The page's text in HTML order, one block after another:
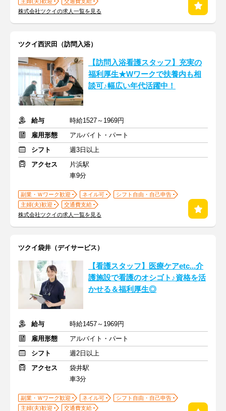
株式会社ツクイの求人一覧を見る
ツクイ西沢田（訪問入浴）
【訪問入浴看護スタッフ】充実の
福利厚生★Wワークで扶養内も相
談可♪幅広い年代活躍中！
給与
時給1527～1969円
雇用形態
アルバイト・パート
シフト
週3日以上
アクセス
片浜駅
車9分
副業・Ｗワーク歓迎 ネイル可
シフト自由・自己申告
主婦(夫)歓迎
交通費支給
株式会社ツクイの求人一覧を見る
ツクイ袋井（デイサービス）
【看護スタッフ】医療ケアetc...介
護施設で看護のオシゴト♪資格を活
かせる＆福利厚生◎
給与
時給1457～1969円
雇用形態
アルバイト・パート
シフト
週2日以上
アクセス
袋井駅
車3分
副業・Ｗワーク歓迎 ネイル可
シフト自由・自己申告
主婦(夫)歓迎
交通費支給